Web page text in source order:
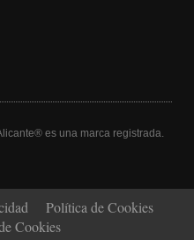
es una marca registrada.
Política de Cookies
Cookies